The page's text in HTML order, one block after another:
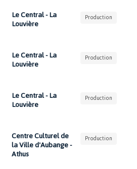
Le Central - La
Louvière Production
Le Central - La
Louvière Production
Le Central - La
Louvière Production
Centre Culturel de
la Ville d'Aubange -
Athus
Production